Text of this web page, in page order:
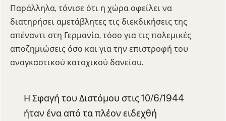
Παράλληλα, τόνισε ότι η χώρα οφείλει να
διατηρήσει αμετάβλητες τις διεκδικήσεις της
απέναντι στη Γερμανία, τόσο για τις πολεμικές
αποζημιώσεις όσο και για την επιστροφή του
αναγκαστικού κατοχικού δανείου.
Η Σφαγή του Διστόμου στις 10/6/1944
ήταν ένα από τα πλέον ειδεχθή